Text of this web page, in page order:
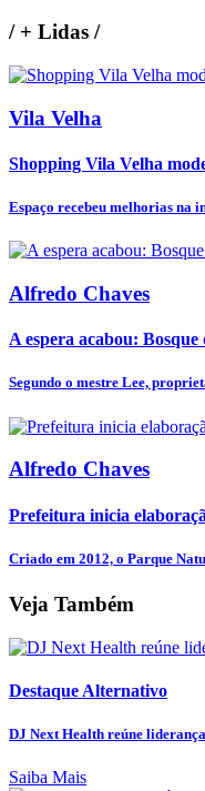
/+ Lidas /
Vila Velha
Shopping Vila Velha
Espaço recebeu melhorias na
Alfredo Chaves
A espera acabou:
Segundo o mestre Lee,
Alfredo Chaves
Prefeitura inicia
Criado em 2012, o Parque
Veja Também
Destaque Alternativo
DJ Next Health reúne
Saiba Mais